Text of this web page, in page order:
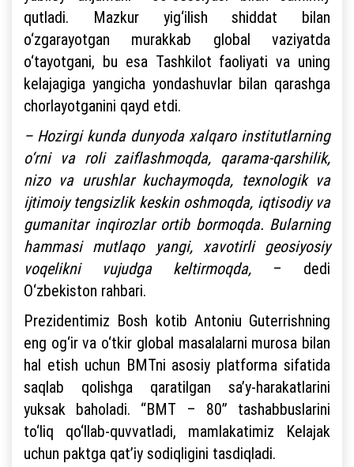
qutladi. Mazkur yig‘ilish shiddat bilan
o‘zgarayotgan murakkab global vaziyatda
o‘tayotgani, bu esa Tashkilot faoliyati va uning
kelajagiga yangicha yondashuvlar bilan qarashga
chorlayotganini qayd etdi.
– Hozirgi kunda dunyoda xalqaro institutlarning
o‘rni va roli zaiflashmoqda, qarama-qarshilik,
nizo va urushlar kuchaymoqda, texnologik va
ijtimoiy tengsizlik keskin oshmoqda, iqtisodiy va
gumanitar inqirozlar ortib bormoqda. Bularning
hammasi mutlaqo yangi, xavotirli geosiyosiy
voqelikni vujudga keltirmoqda, – dedi
O‘zbekiston rahbari.
Prezidentimiz Bosh kotib Antoniu Guterrishning
eng og‘ir va o‘tkir global masalalarni murosa bilan
hal etish uchun BMTni asosiy platforma sifatida
saqlab qolishga qaratilgan sa’y-harakatlarini
yuksak baholadi. “BMT – 80” tashabbuslarini
to‘liq qo‘llab-quvvatladi, mamlakatimiz Kelajak
uchun paktga qat’iy sodiqligini tasdiqladi.